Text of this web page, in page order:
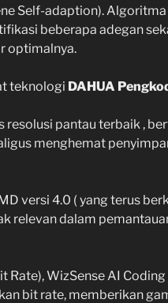
Self-adaption).
beberapa adegan
optimalnya.
teknologi DAHUA
resolusi pantau terbaik ,
menghemat
versi 4.0 ( yang terus
relevan dalam
Rate), WizSense AI
bit rate, memberikan